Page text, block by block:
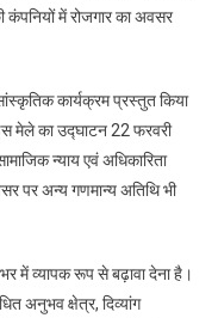
में रोजगार का अवसर
कार्यक्रम प्रस्तुत किया
मेले का उद्घाटन 22 फरवरी
न्याय एवं अधिकारिता
पर अन्य गणमान्य अतिथि भी
में व्यापक रूप से बढ़ावा देना है।
अनुभव क्षेत्र, दिव्यांग